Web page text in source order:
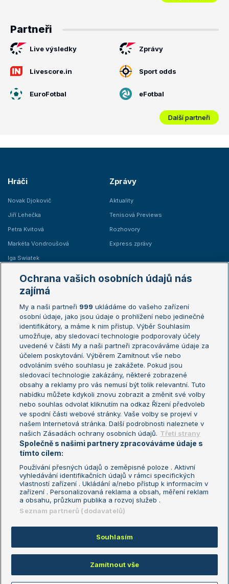
Partneři
Live výsledky Zprávy
Livescore.in Sport odds
EuroFotbal eFotbal
Další partneři
Hráči
Novak Djokovič
Jiří Lehečka
Petra Kvitová
Markéta Vondroušová
Iga Swiatek
Zprávy
Aktuality
Tenisová Previews
Rozhovory
Express zprávy
Žebříčky
Žebříček ATP (muži)
Žebříček WTA (ženy)
Sázkařský žebříček
Australian Open
French Open
Wimbledon
US Open
Turnaj mistrů
Turnaj mistryň
Aktualní trendy
Fotbalové přestupy
Livesport Daily
LS Prague Open
Podmínky užití
Nastavení soukromí
GDPR a žurnalistika
Reklama
Kontakt
Informace o zpracování osobních
údajů
Copyright © 2008-2026 TenisPortal.cz. Využíváme zpravodajství ČTK.
Ochrana vašich osobních údajů nás
zajímá
My a naši partneři 999 ukládáme do vašeho zařízení
osobní údaje, jako jsou údaje o prohlížení nebo jedinečné
identifikátory, a máme k nim přístup. Výběr Souhlasím
umožňuje, aby sledovací technologie podporovaly účely
uvedené v části My a naši partneři zpracováváme údaje za
účelem poskytování. Výběrem Zamítnout vše nebo
odvoláním svého souhlasu je zakážete. Pokud jsou
sledovací technologie zakázány, některé zobrazené
obsahy a reklamy pro vás nemusí být tolik relevantní. Tuto
nabídku můžete kdykoli znovu zobrazit a změnit své volby
nebo souhlas odvolat kliknutím na odkaz Řízení předvoleb
ve spodní části webové stránky. Vaše volby se projeví v
našem Internetová stránka. Další podrobnosti naleznete v
našich Zásadách ochrany osobních údajů. Třetí strany
Společně s našimi partnery zpracováváme údaje s
tímto cílem:
Používání přesných údajů o zeměpisné poloze . Aktivní
vyhledávání identifikačních údajů v rámci specifických
vlastností zařízení . Ukládání a/nebo přístup k informacím v
zařízení . Personalizovaná reklama a obsah, měření reklam
a obsahu, průzkum publika a rozvoj služeb .
Seznam partnerů (dodavatelů)
Souhlasím
Zamítnout vše